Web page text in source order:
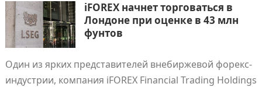
iFOREX начнет торговаться в
Лондоне при оценке в 43 млн
фунтов
Один из ярких представителей внебиржевой форекс-
индустрии, компания iFOREX Financial Trading Holdings